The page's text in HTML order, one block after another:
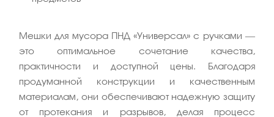
Мешки для мусора ПНД «Универсал» с ручками —
это оптимальное сочетание качества,
практичности и доступной цены. Благодаря
продуманной конструкции и качественным
материалам, они обеспечивают надежную защиту
от протекания и разрывов, делая процесс